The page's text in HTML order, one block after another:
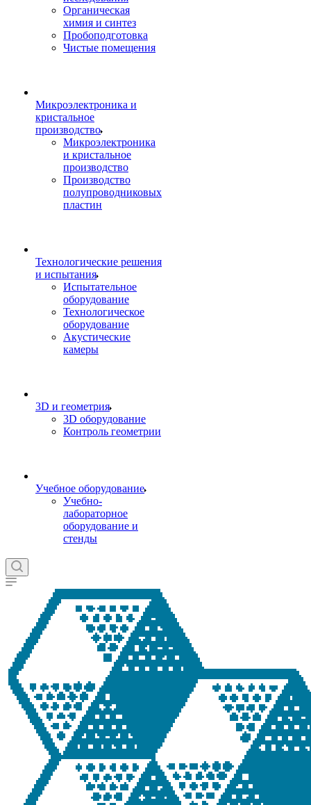
Органическая
химия и синтез
Пробоподготовка
Чистые помещения
Микроэлектроника и
кристальное
производство
Микроэлектроника
и кристальное
производство
Производство
полупроводниковых
пластин
Технологические решения
и испытания
Испытательное
оборудование
Технологическое
оборудование
Акустические
камеры
3D и геометрия
3D оборудование
Контроль геометрии
Учебное оборудование
Учебно-
лабораторное
оборудование и
стенды